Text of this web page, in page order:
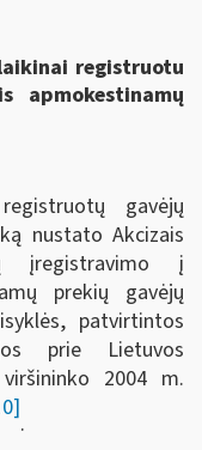
registruotu
apmokestinamų
gavėjų
nustato Akcizais
įregistravimo į
prekių gavėjų
patvirtintos
prie Lietuvos
2004 m.
.